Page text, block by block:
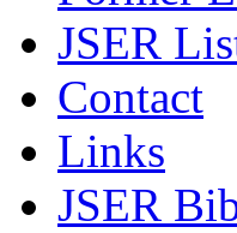
JSER
Contact
Links
JSER